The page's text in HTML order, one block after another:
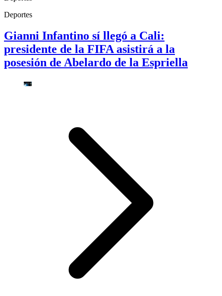
Deportes
Gianni Infantino sí llegó a Cali:
presidente de la FIFA asistirá a la
posesión de Abelardo de la Espriella